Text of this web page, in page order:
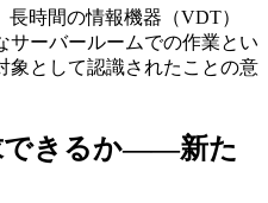
時間の情報機器（VDT）
サーバールームでの作業とい
象として認識されたことの意
できるか――新た